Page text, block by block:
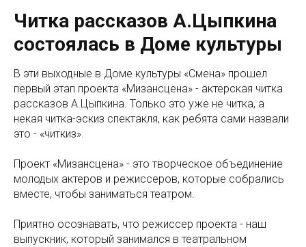
Читка рассказов А.Цыпкина
состоялась в Доме культуры
В эти выходные в Доме культуры «Смена» прошел
первый этап проекта «Мизансцена» - актерская читка
рассказов А.Цыпкина. Только это уже не читка, а
некая читка-эскиз спектакля, как ребята сами назвали
это - «читкиз».
Проект «Мизансцена» - это творческое объединение
молодых актеров и режиссеров, которые собрались
вместе, чтобы заниматься театром.
Приятно осознавать, что режиссер проекта - наш
выпускник, который занимался в театральном